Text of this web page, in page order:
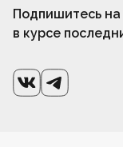
Подпишитесь на
в курсе